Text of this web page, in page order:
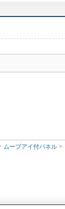
ムーブアイ付パネル